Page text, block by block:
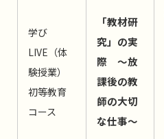
学び
LIVE（体
験授業）
初等教育
コース
「教材研
究」の実
際 ～放
課後の教
師の大切
な仕事～